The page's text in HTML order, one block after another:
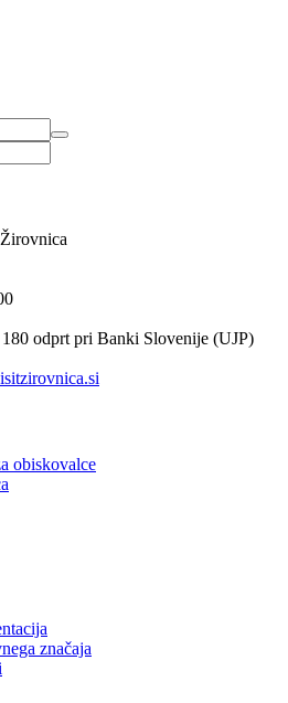
odprt pri Banki Slovenije (UJP)
obiskovalce
značaja